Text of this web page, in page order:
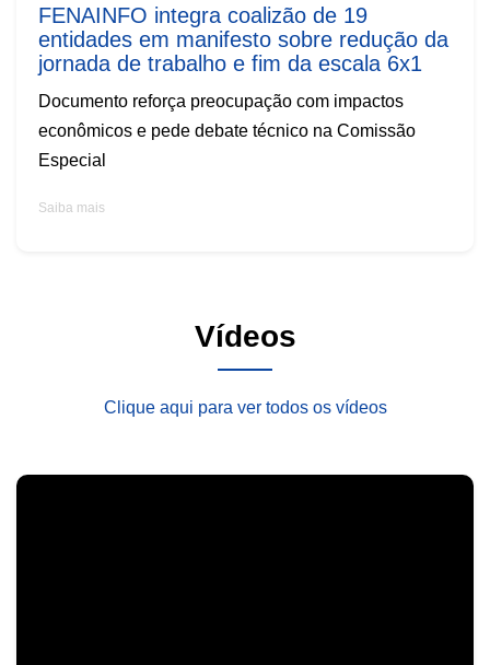
FENAINFO integra coalizão de 19
entidades em manifesto sobre redução da
jornada de trabalho e fim da escala 6x1
Documento reforça preocupação com impactos
econômicos e pede debate técnico na Comissão
Especial
Saiba mais
Vídeos
Clique aqui para ver todos os vídeos